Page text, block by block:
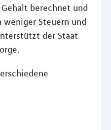
berechnet und
Steuern und
der Staat